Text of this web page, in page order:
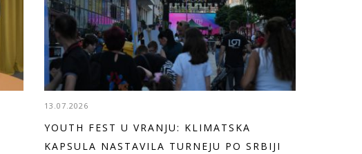
13.07.2026
YOUTH FEST U VRANJU: KLIMATSKA
KAPSULA NASTAVILA TURNEJU PO SRBIJI